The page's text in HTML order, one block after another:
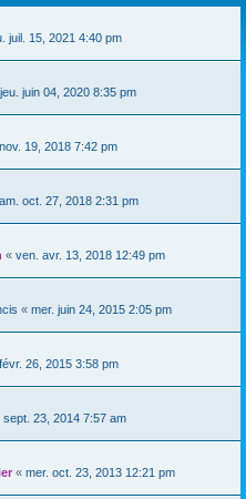
juil. 15, 2021 4:40 pm
jeu. juin 04, 2020 8:35 pm
19, 2018 7:42 pm
oct. 27, 2018 2:31 pm
« ven. avr. 13, 2018 12:49 pm
« mer. juin 24, 2015 2:05 pm
26, 2015 3:58 pm
sept. 23, 2014 7:57 am
« mer. oct. 23, 2013 12:21 pm